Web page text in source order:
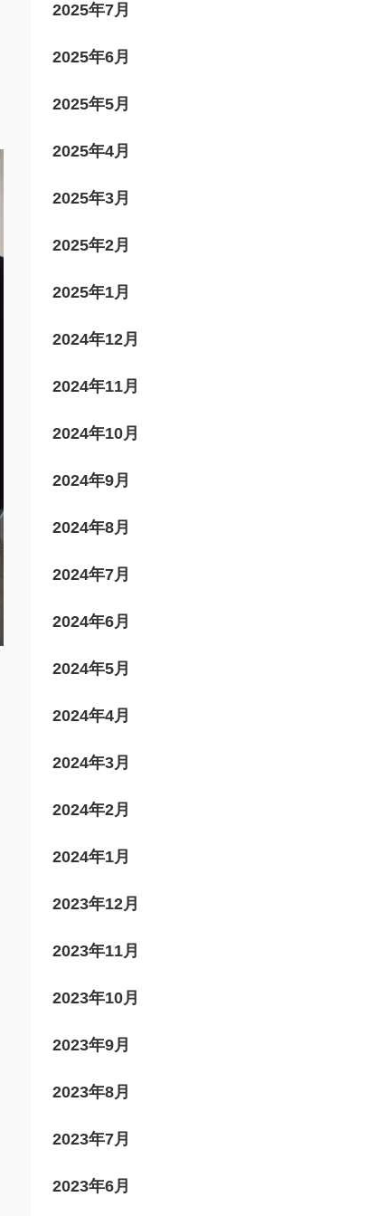
2025年7月
2025年6月
2025年5月
2025年4月
2025年3月
2025年2月
2025年1月
2024年12月
2024年11月
2024年10月
2024年9月
2024年8月
2024年7月
2024年6月
2024年5月
2024年4月
2024年3月
2024年2月
2024年1月
2023年12月
2023年11月
2023年10月
2023年9月
2023年8月
2023年7月
2023年6月